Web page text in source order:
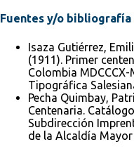
Fuentes y/o bibliografía
Isaza Gutiérrez,
(1911). Primer
Colombia
Tipográfica
Pecha Quimbay,
Centenaria.
Subdirección
de la Alcaldía